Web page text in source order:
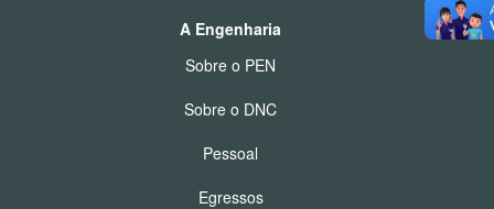
A Engenharia
Sobre o PEN
Sobre o DNC
Pessoal
Egressos